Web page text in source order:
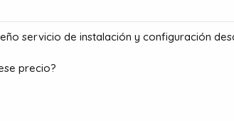
servicio de instalación y configuración
precio?